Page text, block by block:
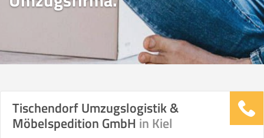
Tischendorf Umzugslogistik &
Möbelspedition GmbH in Kiel